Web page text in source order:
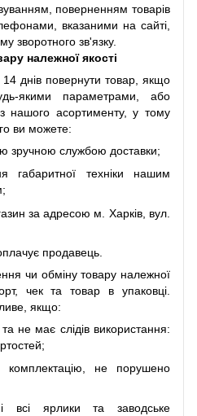
поверненням товарів
вказаними на сайті,
зворотного зв'язку.
належної якості
днів повернути товар, якщо
якими параметрами, або
нашого асортименту, у тому
ви можете:
зручною службою доставки;
габаритної техніки нашим
за адресою м. Харків, вул.
продавець.
чи обміну товару належної
чек та товар в упаковці.
якщо:
не має слідів використання:
комплектацію, не порушено
всі ярлики та заводське